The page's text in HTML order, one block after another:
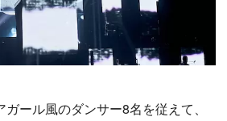
ール風のダンサー8名を従えて、